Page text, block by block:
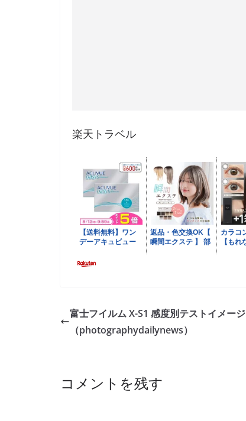
楽天トラベル
富士フイルム X-S1 感度別テストイメージ
（photographydailynews）
コメントを残す